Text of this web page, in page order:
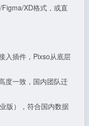
Figma/XD格式，或直
入插件，Pixso从底层
度一致，国内团队迁
版），符合国内数据